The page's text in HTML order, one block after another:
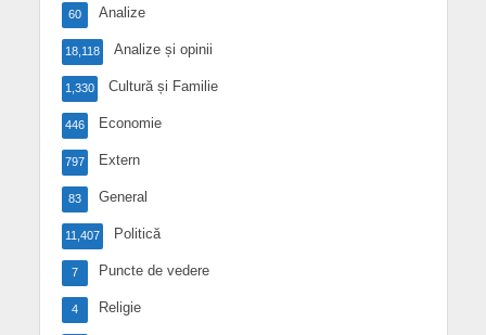
Analize
60
Analize și opinii
18,118
Cultură și Familie
1,330
Economie
446
Extern
797
General
83
Politică
11,407
Puncte de vedere
7
Religie
4